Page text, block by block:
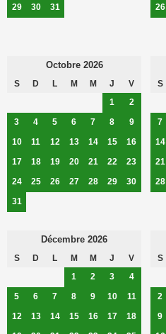
29 30 31 26
Octobre 2026
S D L M M J
V
1
2
3
4 5 6 7 8
9
10
11 12 13 14 15
16
17
18 19 20 21 22
23
24
25 26 27 28 29
30
31
S
7
14
21
28
Décembre 2026
S D L M M J
V
1
2 3
4
5
6 7 8 9 10
11
12
13 14 15 16 17
18
S
2
9